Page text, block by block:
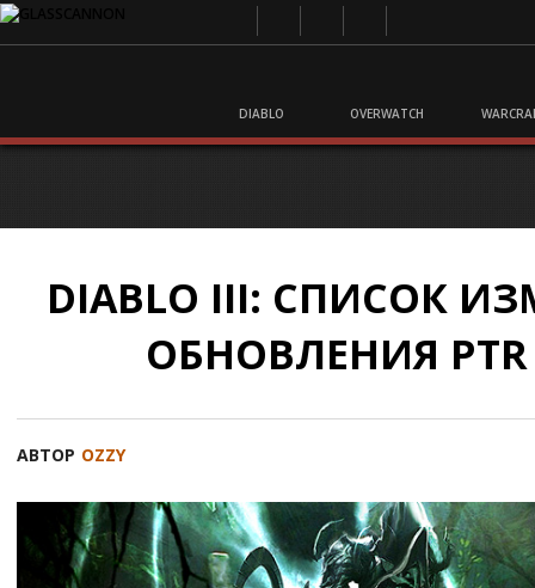
DIABLO OVERWATCH
DIABLO III: СПИСОК
ОБНОВЛЕНИЯ PTR
АВТОР OZZY